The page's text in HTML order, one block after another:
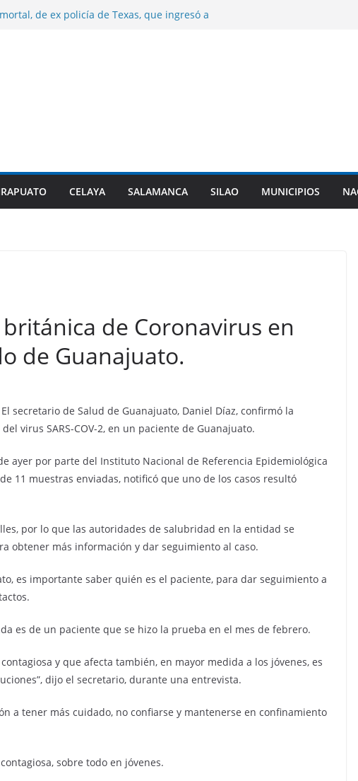
de ex policía de Texas, que ingresó a
CELAYA SALAMANCA SILAO MUNICIPIOS
de Coronavirus en
de Guanajuato.
secretario de Salud de Guanajuato, Daniel Díaz, confirmó la
virus SARS-COV-2, en un paciente de Guanajuato.
ayer por parte del Instituto Nacional de Referencia Epidemiológica
11 muestras enviadas, notificó que uno de los casos resultó
por lo que las autoridades de salubridad en la entidad se
obtener más información y dar seguimiento al caso.
es importante saber quién es el paciente, para dar seguimiento a
es de un paciente que se hizo la prueba en el mes de febrero.
y que afecta también, en mayor medida a los jóvenes, es
dijo el secretario, durante una entrevista.
a tener más cuidado, no confiarse y mantenerse en confinamiento
sobre todo en jóvenes.